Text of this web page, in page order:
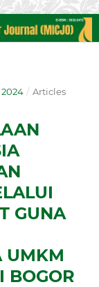
2024 / Articles
GUNA
UMKM
BOGOR